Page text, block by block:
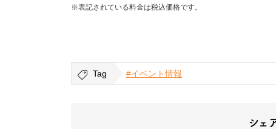
※表記されている料金は税込価格です。
Tag #イベント情報
シェ